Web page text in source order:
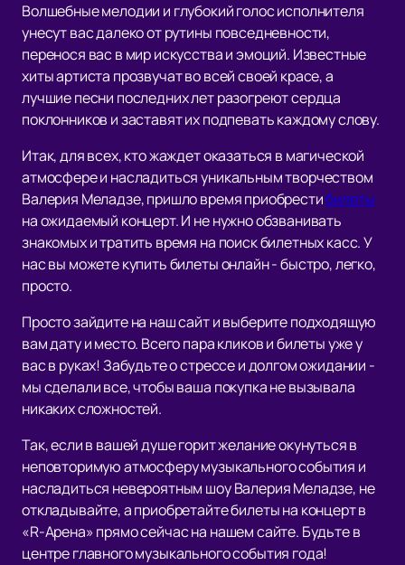
Волшебные мелодии и глубокий голос исполнителя
унесут вас далеко от рутины повседневности,
перенося вас в мир искусства и эмоций. Известные
хиты артиста прозвучат во всей своей красе, а
лучшие песни последних лет разогреют сердца
поклонников и заставят их подпевать каждому слову.
Итак, для всех, кто жаждет оказаться в магической
атмосфере и насладиться уникальным творчеством
Валерия Меладзе, пришло время приобрестибилеты
на ожидаемый концерт. И не нужно обзванивать
знакомых и тратить время на поиск билетных касс. У
нас вы можете купить билеты онлайн - быстро, легко,
просто.
Просто зайдите на наш сайт и выберите подходящую
вам дату и место. Всего пара кликов и билеты уже у
вас в руках! Забудьте о стрессе и долгом ожидании -
мы сделали все, чтобы ваша покупка не вызывала
никаких сложностей.
Так, если в вашей душе горит желание окунуться в
неповторимую атмосферу музыкального события и
насладиться невероятным шоу Валерия Меладзе, не
откладывайте, а приобретайте билеты на концерт в
«R-Арена» прямо сейчас на нашем сайте. Будьте в
центре главного музыкального события года!